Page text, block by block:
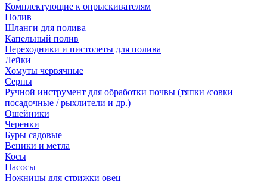
Комплектующие к опрыскивателям
Полив
Шланги для полива
Капельный полив
Переходники и пистолеты для полива
Лейки
Хомуты червячные
Серпы
Ручной инструмент для обработки почвы (тяпки /совки
посадочные / рыхлители и др.)
Ошейники
Черенки
Буры садовые
Веники и метла
Косы
Насосы
Ножницы для стрижки овец